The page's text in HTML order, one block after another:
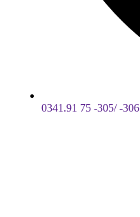
0341.91 75 -305/ -306